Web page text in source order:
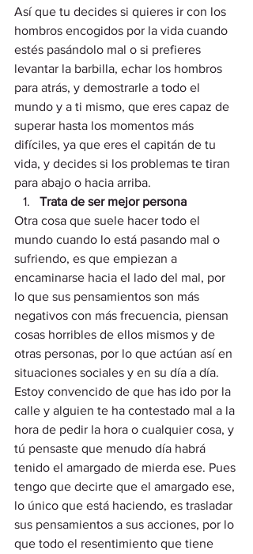
Así que tu decides si quieres ir con los
hombros encogidos por la vida cuando
estés pasándolo mal o si prefieres
levantar la barbilla, echar los hombros
para atrás, y demostrarle a todo el
mundo y a ti mismo, que eres capaz de
superar hasta los momentos más
difíciles, ya que eres el capitán de tu
vida, y decides si los problemas te tiran
para abajo o hacia arriba.
Trata de ser mejor persona
Otra cosa que suele hacer todo el
mundo cuando lo está pasando mal o
sufriendo, es que empiezan a
encaminarse hacia el lado del mal, por
lo que sus pensamientos son más
negativos con más frecuencia, piensan
cosas horribles de ellos mismos y de
otras personas, por lo que actúan así en
situaciones sociales y en su día a día.
Estoy convencido de que has ido por la
calle y alguien te ha contestado mal a la
hora de pedir la hora o cualquier cosa, y
tú pensaste que menudo día habrá
tenido el amargado de mierda ese. Pues
tengo que decirte que el amargado ese,
lo único que está haciendo, es trasladar
sus pensamientos a sus acciones, por lo
que todo el resentimiento que tiene